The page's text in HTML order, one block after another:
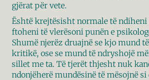
gjërat për vete.
Është krejtësisht normale të
ftoheni të vlerësoni punën e
Shumë njerëz druajnë se kjo mund
kritikë, ose se mund të ndryshojë
sillet me ta. Të tjerët thjesht nuk
ndonjëherë mundësinë të mësojnë si